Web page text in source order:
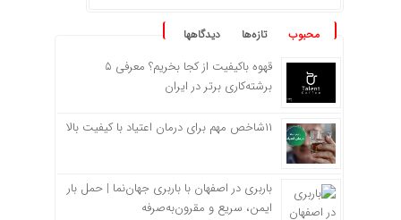
محبوب تازه‌ها دیدگاهها
قهوه باکیفیت از کجا بخریم؟ معرفی ۵
برشته‌کاری برتر در ایران
۱۱شاخص مهم برای درمان اعتیاد با کیفیت بالا
باربری در اصفهان با باربری جهان‌نما | حمل بار
ایمن، سریع و مقرون‌به‌صرفه